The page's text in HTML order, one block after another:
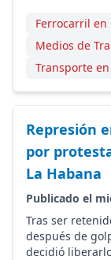
Ferrocarril en
Medios de
Transporte
Represión
por
La Habana
Publicado el
Tras ser
después de
decidió